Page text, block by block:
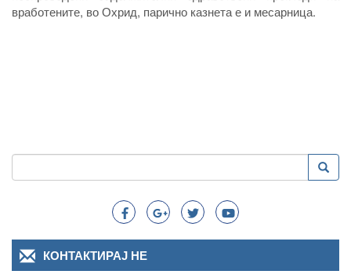
вработените, во Охрид, парично казнета е и месарница.
Search
Пребарување
КОНТАКТИРАЈ НЕ